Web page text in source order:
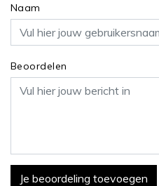
Naam
Beoordelen
Je beoordeling toevoegen